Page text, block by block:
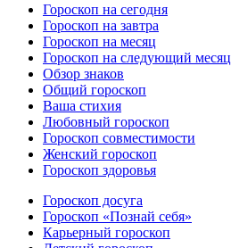
Гороскоп на сегодня
Гороскоп на завтра
Гороскоп на месяц
Гороскоп на следующий месяц
Обзор знаков
Общий гороскоп
Ваша стихия
Любовный гороскоп
Гороскоп совместимости
Женский гороскоп
Гороскоп здоровья
Гороскоп досуга
Гороскоп «Познай себя»
Карьерный гороскоп